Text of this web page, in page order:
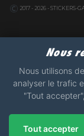
2017 - 2026 - STICKERS-
Nous
Nous utilisons
analyser le trafic
"Tout
Tout accepter